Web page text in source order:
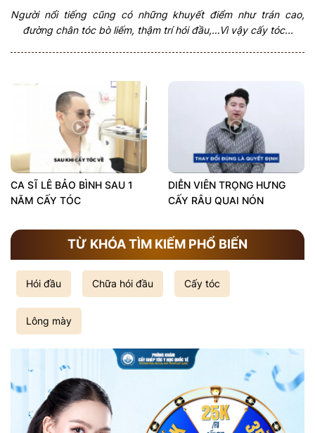
Người nổi tiếng cũng có những khuyết điểm như trán cao,
đường chân tóc bò liếm, thậm trí hói đầu,…Vì vậy cấy tóc...
CA SĨ LÊ BẢO BÌNH SAU 1
NĂM CẤY TÓC
DIỄN VIÊN TRỌNG HƯNG
CẤY RÂU QUAI NÓN
TỪ KHÓA TÌM KIẾM PHỔ BIẾN
Hói đầu Chữa hói đầu Cấy tóc
Lông mày